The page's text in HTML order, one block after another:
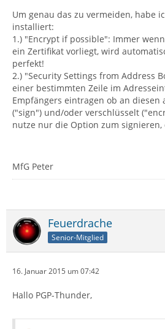
Um genau das zu vermeiden, habe
installiert:
1.) "Encrypt if possible": Immer
ein Zertifikat vorliegt, wird
perfekt!
2.) "Security Settings from Address
einer bestimmten Zeile im
Empfängers eintragen ob an
("sign") und/oder verschlüsselt
nutze nur die Option zum signieren,
MfG Peter
Feuerdrache
Senior-Mitglied
16. Januar 2015 um 07:42
Hallo PGP-Thunder,